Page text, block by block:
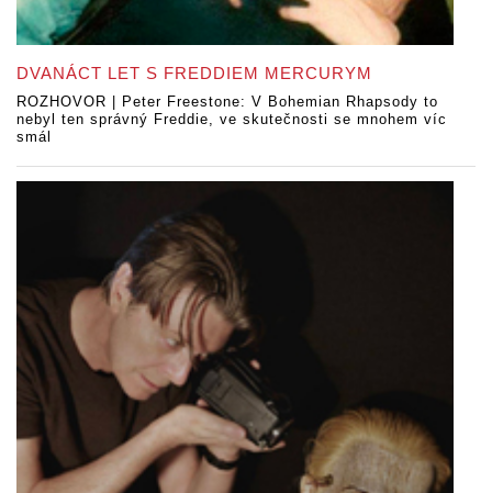
DVANÁCT LET S FREDDIEM MERCURYM
ROZHOVOR | Peter Freestone: V Bohemian Rhapsody to
nebyl ten správný Freddie, ve skutečnosti se mnohem víc
smál